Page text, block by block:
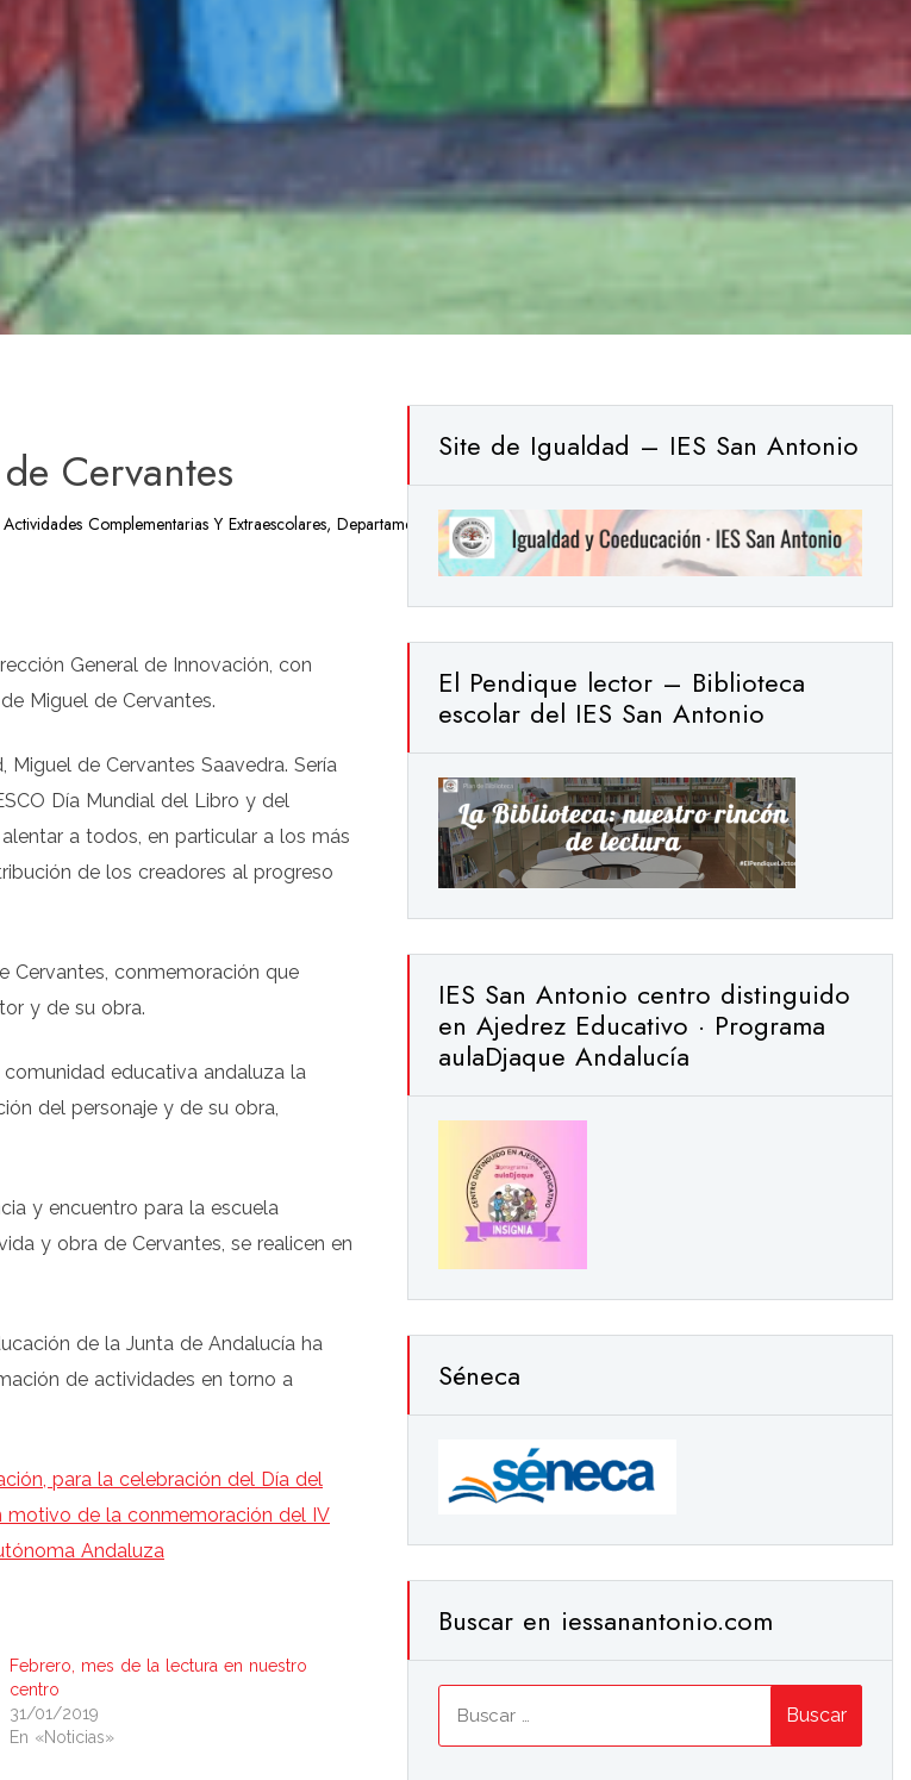
Cervantes
Actividades Complementarias Y Extraescolares, Departamentos,Noticias , Plan De Lectura Y Biblioteca
General de Innovación, con
Miguel de Cervantes.
de Cervantes Saavedra. Sería
Día Mundial del Libro y del
a todos, en particular a los más
de los creadores al progreso
Cervantes, conmemoración que
y de su obra.
educativa andaluza la
del personaje y de su obra,
y encuentro para la escuela
y obra de Cervantes, se realicen en
de la Junta de Andalucía ha
de actividades en torno a
para la celebración del Día del
motivo de la conmemoración del IV
Andaluza
Febrero, mes de la lectura en nuestro
centro
31/01/2019
En «Noticias»
Site de Igualdad – IES San Antonio
El Pendique lector – Biblioteca
escolar del IES San Antonio
IES San Antonio centro distinguido
en Ajedrez Educativo · Programa
aulaDjaque Andalucía
Séneca
Buscar en iessanantonio.com